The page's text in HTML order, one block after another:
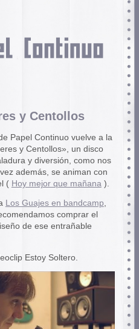
y Centollos
Papel Continuo vuelve a la
y Centollos», un disco
y diversión, como nos
además, se animan con
( Hoy mejor que mañana ).
Los Guajes en bandcamp,
comprar el
de ese entrañable
Estoy Soltero.